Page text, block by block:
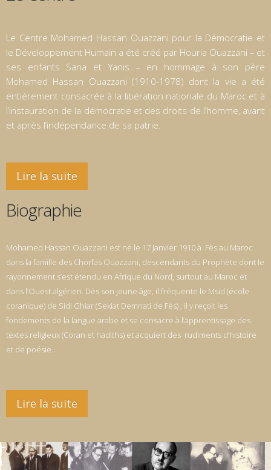
le Développement Humain a été créé par Houria Ouazzani – et
ses enfants Sana et Yanis – en hommage à son père
Mohamed Hassan Ouazzani (1910-1978) dont la vie a été
entièrement consacrée à la libération nationale du Maroc et à
et après l’indépendance de sa patrie.
Lire la suite
Biographie
dans la famille des Chorfas Ouazzani, descendants du Prophète dont le
rayonnement s’est étendu en Afrique du Nord, surtout au Maroc et
dans l’Ouest algérien. Dès son jeune âge, il fréquente le Msid (école
coranique) de Sidi Ghiar (Sekiat Demnati de Fès) ; il y reçoit les
fondements de la langue arabe et se consacre à l’apprentissage des
textes religieux (Coran et hadiths) et acquiert des rudiments d’histoire
et de poésie…
Lire la suite